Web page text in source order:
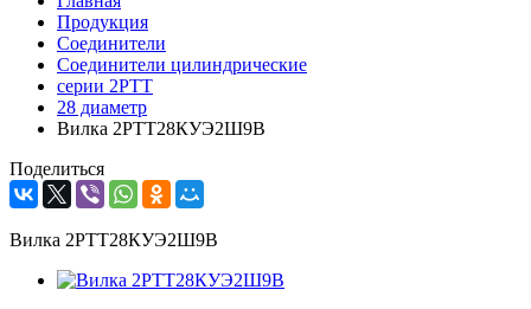
Продукция
Соединители
Соединители цилиндрические
серии 2РТТ
28 диаметр
Вилка 2РТТ28КУЭ2Ш9В
Поделиться
Вилка 2РТТ28КУЭ2Ш9В